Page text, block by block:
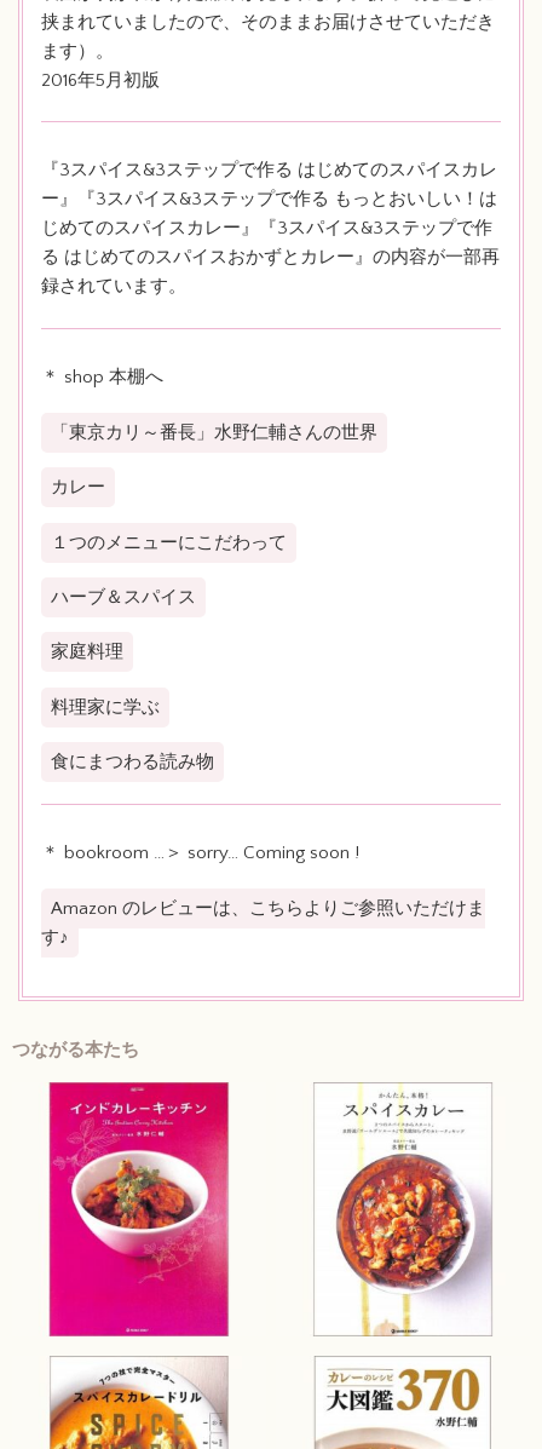
挟まれていましたので、そのままお届けさせていただき
ます）。
2016年5月初版
『3スパイス&3ステップで作る はじめてのスパイスカレ
ー』『3スパイス&3ステップで作る もっとおいしい！は
じめてのスパイスカレー』『3スパイス&3ステップで作
る はじめてのスパイスおかずとカレー』の内容が一部再
録されています。
＊ shop 本棚へ
「東京カリ～番長」水野仁輔さんの世界
カレー
１つのメニューにこだわって
ハーブ＆スパイス
家庭料理
料理家に学ぶ
食にまつわる読み物
＊ bookroom …＞ sorry… Coming soon !
Amazon のレビューは、こちらよりご参照いただけま
す♪
つながる本たち